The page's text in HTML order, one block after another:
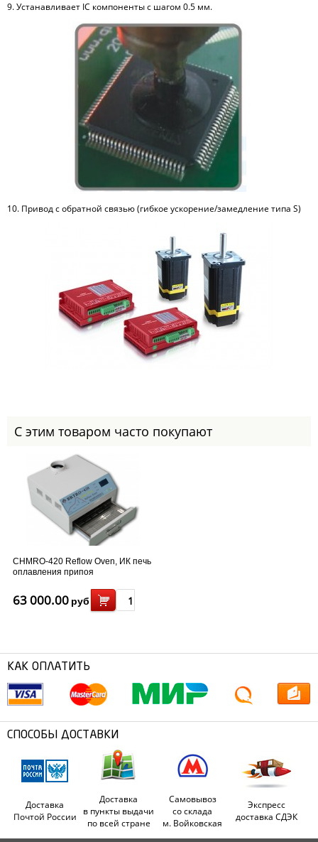
9. Устанавливает IC компоненты с шагом 0.5 мм.
10. Привод с обратной связью (гибкое ускорение/замедление типа S)
С этим товаром часто покупают
CHMRO-420 Reflow Oven, ИК печь
оплавления припоя
63 000.00 руб
КАК ОПЛАТИТЬ
СПОСОБЫ ДОСТАВКИ
Доставка
Почтой России
Доставка
в пункты выдачи
по всей стране
Самовывоз
со склада
м. Войковская
Экспресс
доставка СДЭК